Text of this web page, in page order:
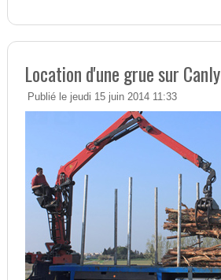
Location d'une grue sur Canly
Publié le jeudi 15 juin 2014 11:33